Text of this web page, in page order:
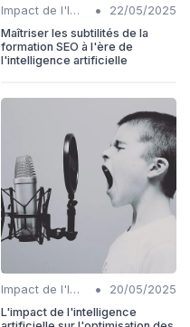
Impact de l'IA sur les rôles SEO •
22/05/2025
Maîtriser les subtilités de la
formation SEO à l'ère de
l'intelligence artificielle
Impact de l'IA sur les rôles SEO •
20/05/2025
L'impact de l'intelligence